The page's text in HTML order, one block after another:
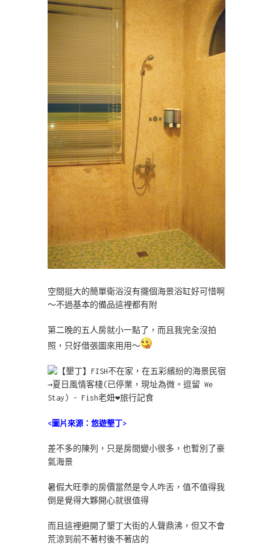
空間挺大的簡單衛浴沒有擺個海景浴缸好可惜啊
～不過基本的備品這裡都有附
第二晚的五人房就小一點了，而且我完全沒拍
照，只好借張圖來用用～
<圖片來源：悠遊墾丁>
差不多的陳列，只是房間變小很多，也暫別了豪
氣海景
暑假大旺季的房價當然是令人咋舌，值不值得我
倒是覺得大夥開心就很值得
而且這裡避開了墾丁大街的人聲鼎沸，但又不會
荒涼到前不著村後不著店的